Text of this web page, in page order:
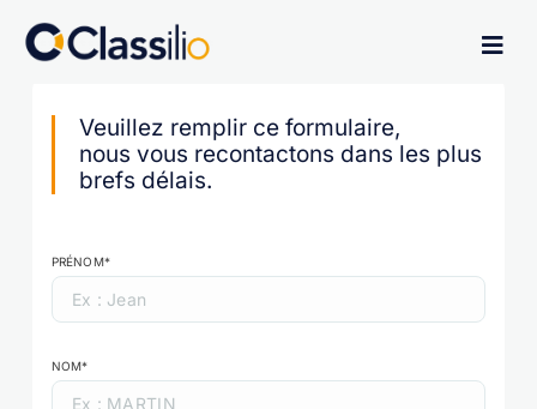
Veuillez remplir ce formulaire,
nous vous recontactons dans les plus
brefs délais.
PRÉNOM*
NOM*